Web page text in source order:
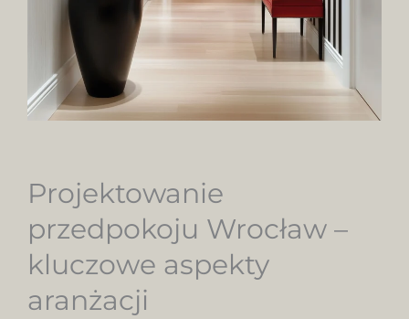
Projektowanie
przedpokoju Wrocław –
kluczowe aspekty
aranżacji